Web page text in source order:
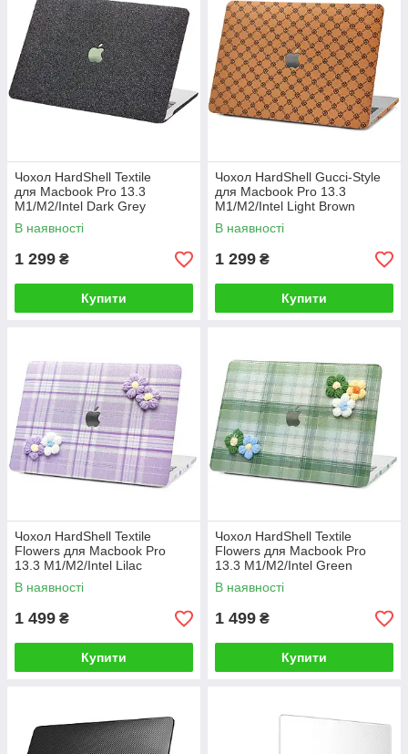
Чохол HardShell Textile
для Macbook Pro 13.3
M1/M2/Intel Dark Grey
В наявності
1 299 ₴
Купити
Чохол HardShell Gucci-Style
для Macbook Pro 13.3
M1/M2/Intel Light Brown
В наявності
1 299 ₴
Купити
Чохол HardShell Textile
Flowers для Macbook Pro
13.3 M1/M2/Intel Lilac
В наявності
1 499 ₴
Купити
Чохол HardShell Textile
Flowers для Macbook Pro
13.3 M1/M2/Intel Green
В наявності
1 499 ₴
Купити